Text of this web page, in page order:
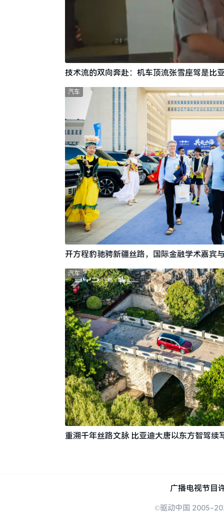
技术流的双向奔赴：机车顶流张雪座驾是比
开方程豹驰骋新疆丝路，国际金融学术嘉宾
汽车
重溯千年丝路文脉 比亚迪大唐以东方智驾续
汽车
©驱动中国 2005-
广播电视节目